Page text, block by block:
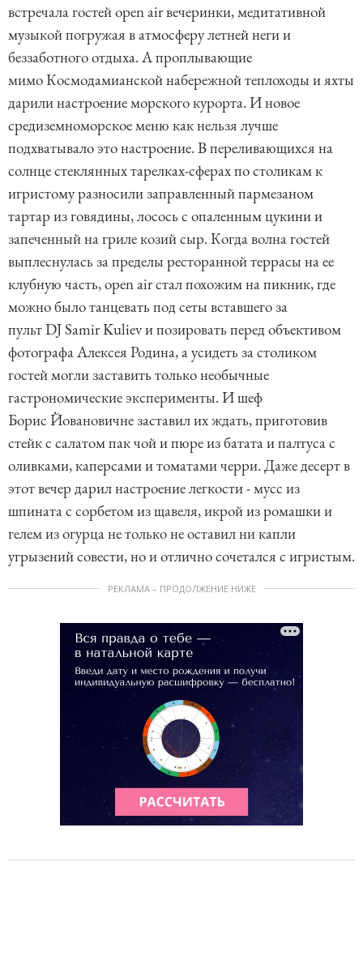
встречала гостей open air вечеринки, медитативной
музыкой погружая в атмосферу летней неги и
беззаботного отдыха. А проплывающие
мимо Космодамианской набережной теплоходы и яхты
дарили настроение морского курорта. И новое
средиземноморское меню как нельзя лучше
подхватывало это настроение. В переливающихся на
солнце стеклянных тарелках-сферах по столикам к
игристому разносили заправленный пармезаном
тартар из говядины, лосось с опаленным цукини и
запеченный на гриле козий сыр. Когда волна гостей
выплеснулась за пределы ресторанной террасы на ее
клубную часть, open air стал похожим на пикник, где
можно было танцевать под сеты вставшего за
пульт DJ Samir Kuliev и позировать перед объективом
фотографа Алексея Родина, а усидеть за столиком
гостей могли заставить только необычные
гастрономические эксперименты. И шеф
Борис Йовановичне заставил их ждать, приготовив
стейк с салатом пак чой и пюре из батата и палтуса с
оливками, каперсами и томатами черри. Даже десерт в
этот вечер дарил настроение легкости - мусс из
шпината с сорбетом из щавеля, икрой из ромашки и
гелем из огурца не только не оставил ни капли
угрызений совести, но и отлично сочетался с игристым.
РЕКЛАМА – ПРОДОЛЖЕНИЕ НИЖЕ